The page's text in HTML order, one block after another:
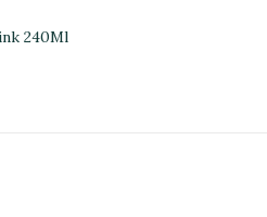
240Ml